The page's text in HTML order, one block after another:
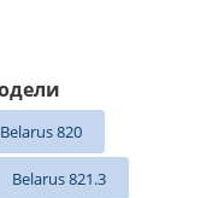
Belarus 820
Belarus 821.3